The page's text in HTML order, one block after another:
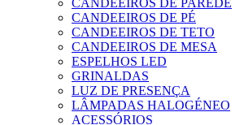
CANDEEIROS DE PAREDE
CANDEEIROS DE PÉ
CANDEEIROS DE TETO
CANDEEIROS DE MESA
ESPELHOS LED
GRINALDAS
LUZ DE PRESENÇA
LÂMPADAS HALOGÉNEO
ACESSÓRIOS